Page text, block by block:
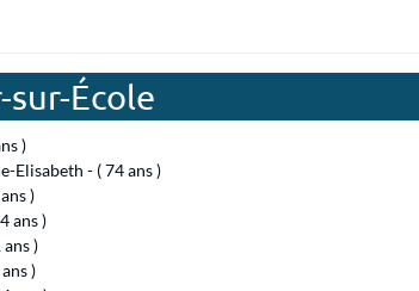
École
)
Elisabeth - ( 74 ans )
)
ans )
)
)